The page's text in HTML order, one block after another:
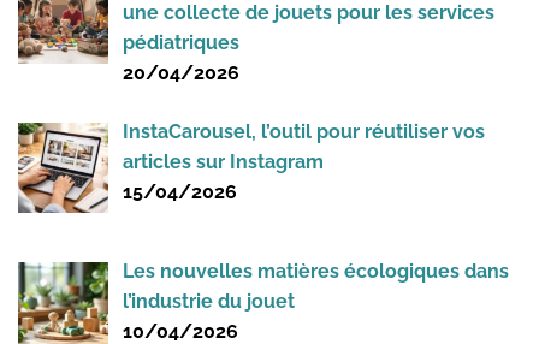
une collecte de jouets pour les services
pédiatriques
20/04/2026
InstaCarousel, l’outil pour réutiliser vos
articles sur Instagram
15/04/2026
Les nouvelles matières écologiques dans
l’industrie du jouet
10/04/2026